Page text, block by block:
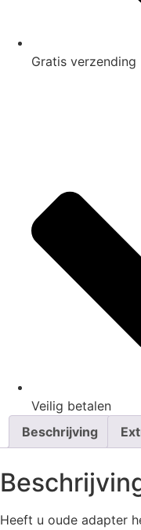
Gratis verzending
Veilig betalen
Beschrijving
Heeft u oude adapter